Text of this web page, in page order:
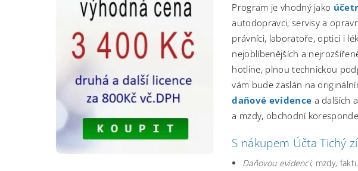
Program je vhodný jako
autodopravci, servisy a
právníci, laboratoře, optici i
nejoblíbenějších a
hotline, plnou technickou
vám bude zaslán na
daňové evidence a dalších
a mzdy, obchodní
S nákupem Účta Tichý
Daňovou evidenci, mzdy,